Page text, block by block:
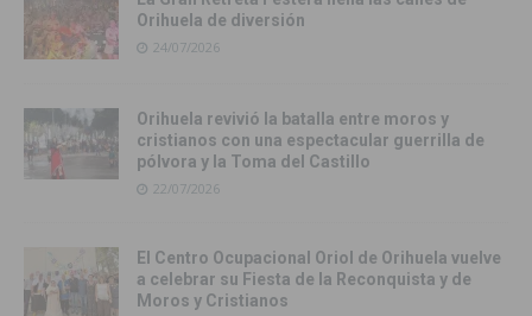
Orihuela de diversión
24/07/2026
Orihuela revivió la batalla entre moros y
cristianos con una espectacular guerrilla de
pólvora y la Toma del Castillo
22/07/2026
El Centro Ocupacional Oriol de Orihuela vuelve
a celebrar su Fiesta de la Reconquista y de
Moros y Cristianos